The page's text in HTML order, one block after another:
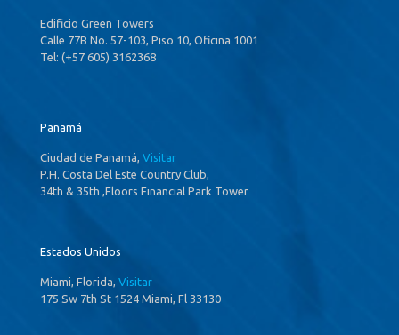
Edificio Green Towers
Calle 77B No. 57-103, Piso 10, Oficina 1001
Tel: (+57 605) 3162368
Panamá
Ciudad de Panamá, Visitar
P.H. Costa Del Este Country Club,
34th & 35th ,Floors Financial Park Tower
Estados Unidos
Miami, Florida, Visitar
175 Sw 7th St 1524 Miami, Fl 33130